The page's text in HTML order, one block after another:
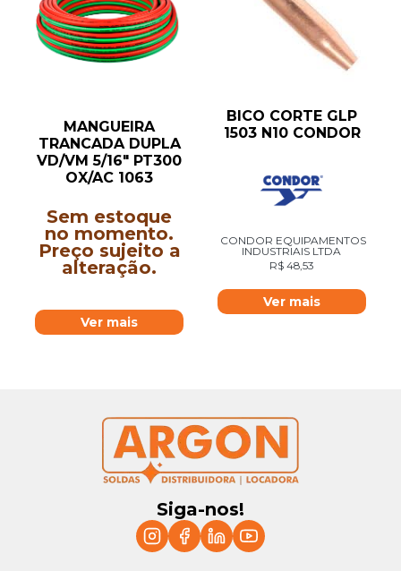
MANGUEIRA
TRANCADA DUPLA
VD/VM 5/16″ PT300
OX/AC 1063
Sem estoque
no momento.
Preço sujeito a
alteração.
Ver mais
BICO CORTE GLP
1503 N10 CONDOR
CONDOR EQUIPAMENTOS
INDUSTRIAIS LTDA
R$ 48,53
Ver mais
Siga-nos!